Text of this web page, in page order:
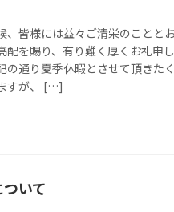
皆様には益々ご清栄のこととお
配を賜り、有り難く厚くお礼申
の通り夏季休暇とさせて頂きた
すが、 […]
いて